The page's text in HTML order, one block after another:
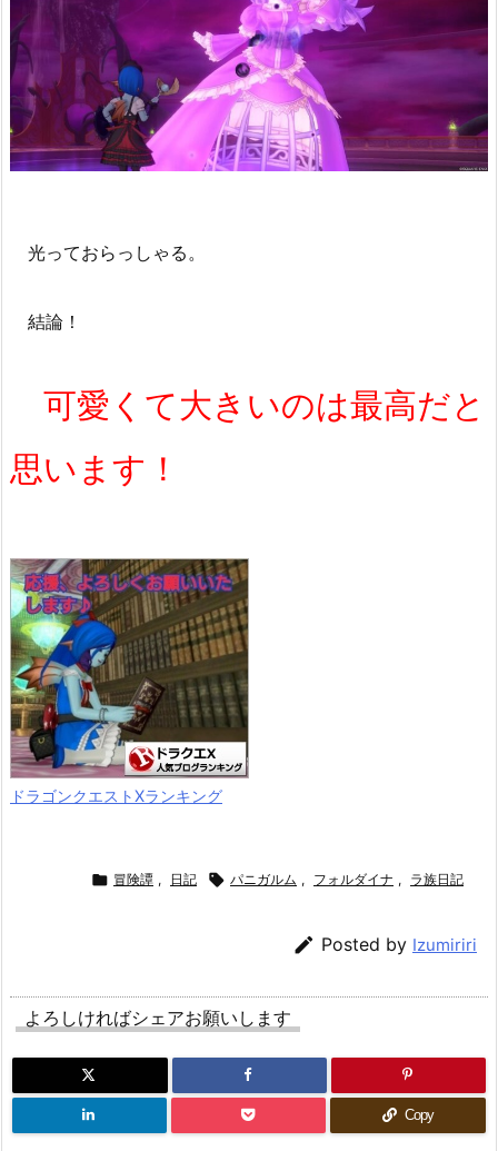
光っておらっしゃる。
結論！
可愛くて大きいのは最高だと
思います！
ドラゴンクエストXランキング
 冒険譚 , 日記  パニガルム , フォルダイナ , ラ族日記
 Posted by Izumiriri
よろしければシェアお願いします
Copy